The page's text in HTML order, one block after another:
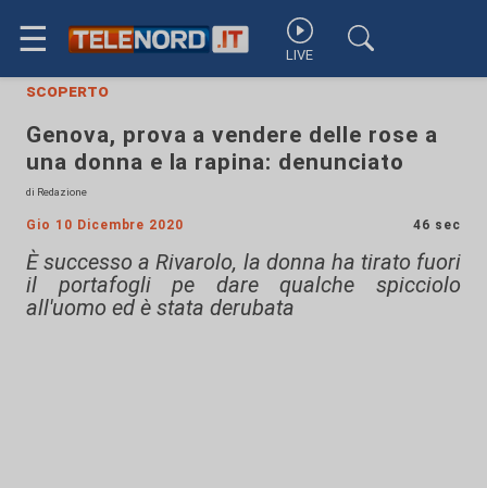
☰ LIVE
scoperto
Genova, prova a vendere delle rose a
una donna e la rapina: denunciato
di Redazione
Gio 10 Dicembre 2020 46 sec
È successo a Rivarolo, la donna ha tirato fuori
il portafogli pe dare qualche spicciolo
all'uomo ed è stata derubata